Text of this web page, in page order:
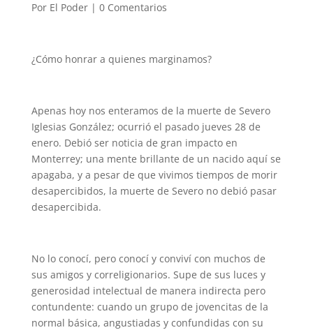
Por El Poder| 0 Comentarios
¿Cómo honrar a quienes marginamos?
Apenas hoy nos enteramos de la muerte de Severo
Iglesias González; ocurrió el pasado jueves 28 de
enero. Debió ser noticia de gran impacto en
Monterrey; una mente brillante de un nacido aquí se
apagaba, y a pesar de que vivimos tiempos de morir
desapercibidos, la muerte de Severo no debió pasar
desapercibida.
No lo conocí, pero conocí y conviví con muchos de
sus amigos y correligionarios. Supe de sus luces y
generosidad intelectual de manera indirecta pero
contundente: cuando un grupo de jovencitas de la
normal básica, angustiadas y confundidas con su